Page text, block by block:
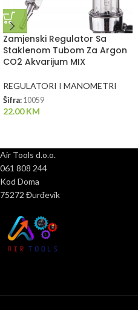
Zamjenski Regulator Sa
Staklenom Tubom Za Argon
CO2 Akvarijum MIX
REGULATORI I MANOMETRI
Šifra: 10059
22.00KM
Air Tools d.o.o.
061 808 244
Kod Doma
75272 Đurđevik